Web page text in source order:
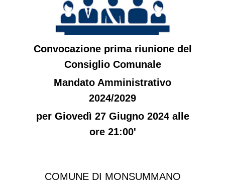
Convocazione prima riunione del
Consiglio Comunale
Mandato Amministrativo
2024/2029
per Giovedì 27 Giugno 2024 alle
ore 21:00'
COMUNE DI MONSUMMANO